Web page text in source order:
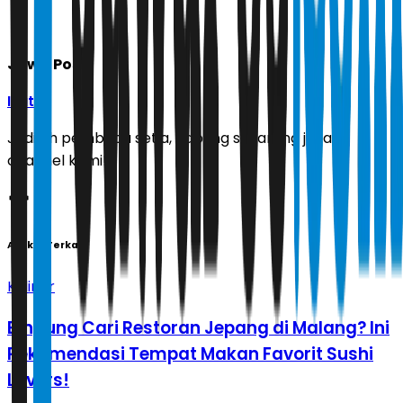
Jawa Pos
Ikuti
Jadilah pembaca setia, gabung sekarang juga di
channel kami!
Artikel Terkait
Kuliner
Bingung Cari Restoran Jepang di Malang? Ini
Rekomendasi Tempat Makan Favorit Sushi
Lovers!